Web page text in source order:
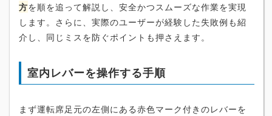
方を順を追って解説し、安全かつスムーズな作業を実現
します。さらに、実際のユーザーが経験した失敗例も紹
介し、同じミスを防ぐポイントも押さえます。
室内レバーを操作する手順
まず運転席足元の左側にある赤色マーク付きのレバーを